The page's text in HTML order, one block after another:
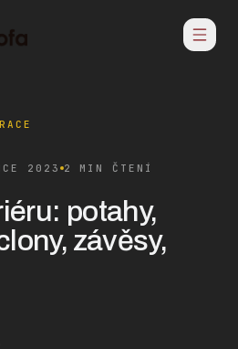
2023 2 MIN ČTENÍ
potahy,
závěsy,